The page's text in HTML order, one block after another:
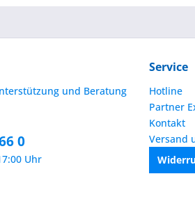
und Beratung
0
Uhr
Service
Hotline
Partner
Kontakt
Versand